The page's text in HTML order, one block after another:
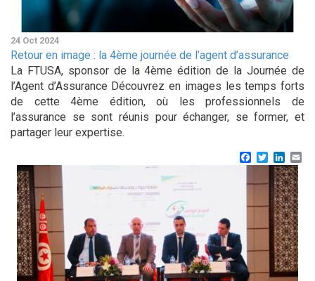
24 Oct 2024
Retour en image : la 4ème journée de l’agent d’assurance
La FTUSA, sponsor de la 4ème édition de la Journée de
l’Agent d’Assurance Découvrez en images les temps forts
de cette 4ème édition, où les professionnels de
l’assurance se sont réunis pour échanger, se former, et
partager leur expertise.
Facebook
Twitter